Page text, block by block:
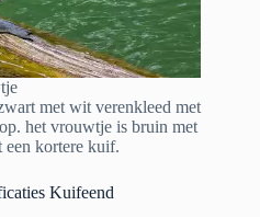
met wit verenkleed met
het vrouwtje is bruin met
een kortere kuif.
Kuifeend